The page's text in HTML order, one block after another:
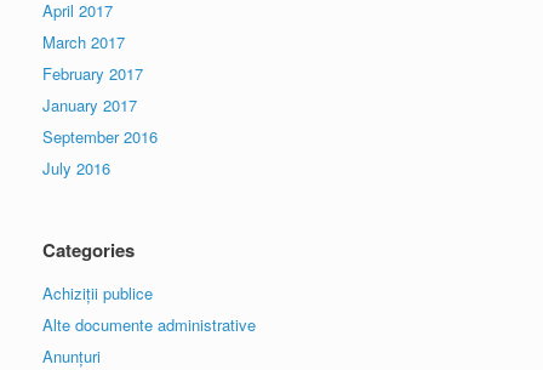
April 2017
March 2017
February 2017
January 2017
September 2016
July 2016
Categories
Achiziții publice
Alte documente administrative
Anunțuri